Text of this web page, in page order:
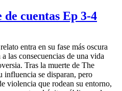
de cuentas Ep 3-4
entra en su fase más oscura
las consecuencias de una vida
Tras la muerte de The
se disparan, pero
violencia que rodean su entorno,